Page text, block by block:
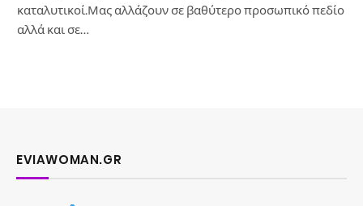
καταλυτικοί.Μας αλλάζουν σε βαθύτερο προσωπικό πεδίο
αλλά και σε…
EVIAWOMAN.GR